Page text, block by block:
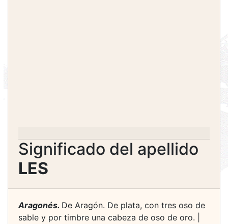
Significado del apellido
LES
Aragonés. De Aragón. De plata, con tres oso de
sable y por timbre una cabeza de oso de oro. |